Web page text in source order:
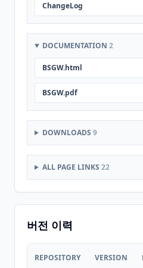
ChangeLog
DOCUMENTATION 2
BSGW.html
BSGW.pdf
DOWNLOADS 9
ALL PAGE LINKS 22
버전 이력
REPOSITORY VERSION